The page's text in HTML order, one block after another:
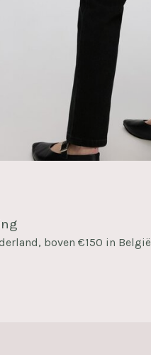
boven €150 in België